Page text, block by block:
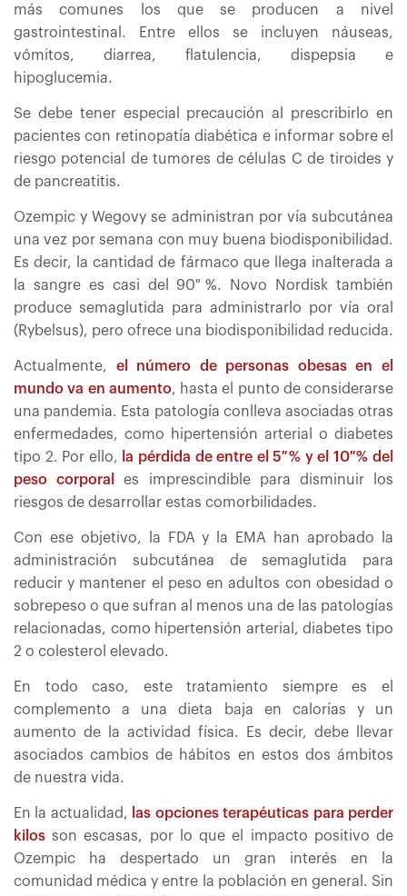
más comunes los que se producen a nivel
gastrointestinal. Entre ellos se incluyen náuseas,
vómitos, diarrea, flatulencia, dispepsia e
hipoglucemia.
Se debe tener especial precaución al prescribirlo en
pacientes con retinopatía diabética e informar sobre el
riesgo potencial de tumores de células C de tiroides y
de pancreatitis.
Ozempic y Wegovy se administran por vía subcutánea
una vez por semana con muy buena biodisponibilidad.
Es decir, la cantidad de fármaco que llega inalterada a
la sangre es casi del 90 %. Novo Nordisk también
produce semaglutida para administrarlo por vía oral
(Rybelsus), pero ofrece una biodisponibilidad reducida.
Actualmente, el número de personas obesas en el
mundo va en aumento, hasta el punto de considerarse
una pandemia. Esta patología conlleva asociadas otras
enfermedades, como hipertensión arterial o diabetes
tipo 2. Por ello, la pérdida de entre el 5 % y el 10 % del
peso corporal
es imprescindible para disminuir los
riesgos de desarrollar estas comorbilidades.
Con ese objetivo, la FDA y la EMA han aprobado la
administración subcutánea de semaglutida para
reducir y mantener el peso en adultos con obesidad o
sobrepeso o que sufran al menos una de las patologías
relacionadas, como hipertensión arterial, diabetes tipo
2 o colesterol elevado.
En todo caso, este tratamiento siempre es el
complemento a una dieta baja en calorías y un
aumento de la actividad física. Es decir, debe llevar
asociados cambios de hábitos en estos dos ámbitos
de nuestra vida.
En la actualidad, las opciones terapéuticas para perder
kilos son escasas, por lo que el impacto positivo de
Ozempic ha despertado un gran interés en la
comunidad médica y entre la población en general. Sin